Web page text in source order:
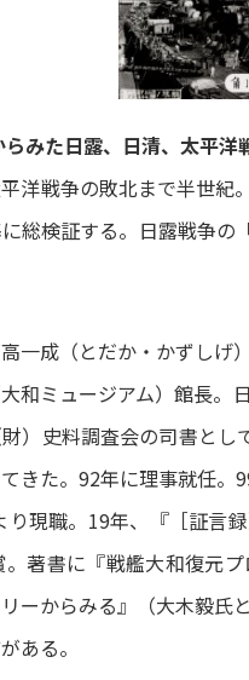
みた日露、日清、太平洋
洋戦争の敗北まで半世
総検証する。日露戦争
一成（とだか・かずしげ）
和ミュージアム）館長。
）史料調査会の司書と
きた。92年に理事就任
現職。19年、『［証言
著書に『戦艦大和復元
ーからみる』（大木毅氏
ある。